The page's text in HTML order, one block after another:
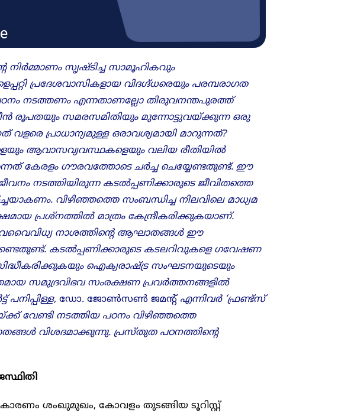
നിർമ്മാണം സൃഷ്ടിച്ച സാമൂഹികവും
പ്രദേശവാസികളായ വിദഗ്ദ്ധരെയും പരമ്പരാ​ഗത
നടത്തണം എന്നതാണല്ലോ തിരുവനന്തപുരത്ത്
രൂപതയും സമരസമിതിയും മുന്നോട്ടുവയ്ക്കുന്ന ഒരു
പ്രാധാന്യമുള്ള ഒരാവശ്യമായി മാറുന്നത്?
ആവാസവ്യവസ്ഥകളെയും വലിയ രീതിയിൽ
കേരളം ​ഗൗരവത്തോടെ ചർച്ച ചെയ്യേണ്ടതുണ്ട്. ഈ
നടത്തിയിരുന്ന കടൽപ്പണിക്കാരുട‌െ ജീവിതത്തെ
വിഴിഞ്ഞത്തെ സംബന്ധിച്ച നിലവിലെ മാധ്യമ
പ്രശ്നത്തിൽ മാത്രം കേന്ദ്രീകരിക്കുകയാണ്.
നാശത്തിന്റെ ആഘാതങ്ങൾ ഈ
കടൽപ്പണിക്കാരുടെ കടലറിവുകളെ ഗവേഷണ
ഐക്യരാഷ്ട്ര സംഘടനയുടെയും
സമുദ്രവിഭവ സംരക്ഷണ പ്രവർത്തനങ്ങളിൽ
ഡോ. ജോൺസൺ ജമൻ്റ്എന്നിവർ ‘ഫ്രണ്ട്സ്
നടത്തിയ പഠനം വിഴിഞ്ഞത്തെ
വിശദമാക്കുന്നു. പ്രസ്തുത പഠനത്തിന്റെ
ശംഖുമുഖം, കോവളം തുടങ്ങിയ ടൂറിസ്റ്റ്